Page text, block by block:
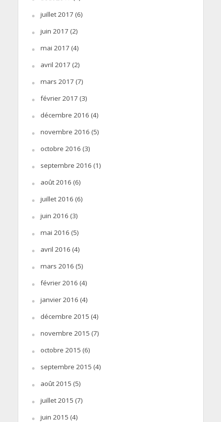
juillet 2017 (6)
juin 2017 (2)
mai 2017 (4)
avril 2017 (2)
mars 2017 (7)
février 2017 (3)
décembre 2016 (4)
novembre 2016 (5)
octobre 2016 (3)
septembre 2016 (1)
août 2016 (6)
juillet 2016 (6)
juin 2016 (3)
mai 2016 (5)
avril 2016 (4)
mars 2016 (5)
février 2016 (4)
janvier 2016 (4)
décembre 2015 (4)
novembre 2015 (7)
octobre 2015 (6)
septembre 2015 (4)
août 2015 (5)
juillet 2015 (7)
juin 2015 (4)